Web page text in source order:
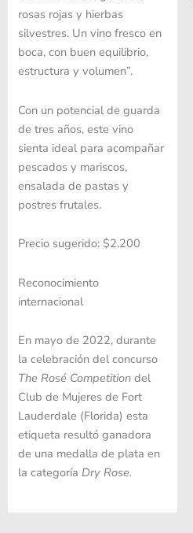
rosas rojas y hierbas
silvestres. Un vino fresco en
boca, con buen equilibrio,
estructura y volumen”.
Con un potencial de guarda
de tres años, este vino
sienta ideal para acompañar
pescados y mariscos,
ensalada de pastas y
postres frutales.
Precio sugerido: $2.200
Reconocimiento
internacional
En mayo de 2022, durante
la celebración del concurso
The Rosé Competitiondel
Club de Mujeres de Fort
Lauderdale (Florida) esta
etiqueta resultó ganadora
de una medalla de plata en
la categoría Dry Rose.